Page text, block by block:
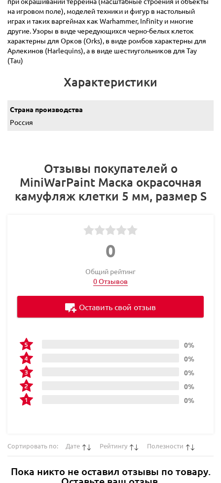
на игровом поле), моделей техники и фигур в настольный
играх и таких варгеймах как Warhammer, Infinity и многие
другие. Узоры в виде чередующихся черно-белых клеток
характерны для Орков (Orks), в виде ромбов характерны для
Арлекинов (Harlequins), а в виде шестиугольников для Тау
(Tau)
Характеристики
Страна производства
Россия
Отзывы покупателей о
MiniWarPaint Маска окрасочная
камуфляж клетки 5 мм, размер S
0
Общий рейтинг
0 Отзывов
0%
0%
0%
0%
0%
Оставить свой отзыв
Сортировать по: Дате Рейтингу Полезности
Пока никто не оставил отзывы по товару.